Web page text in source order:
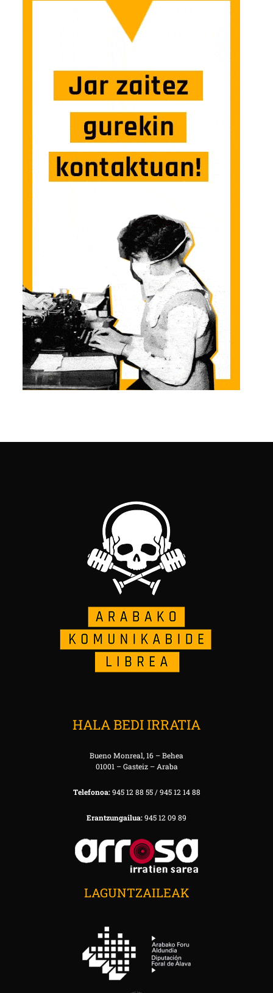
HALA BEDI IRRATIA
Bueno Monreal, 16 – Behea
01001 – Gasteiz – Araba
Telefonoa:945 12 88 55 / 945 12 14 88
Erantzungailua:945 12 09 89
LAGUNTZAILEAK